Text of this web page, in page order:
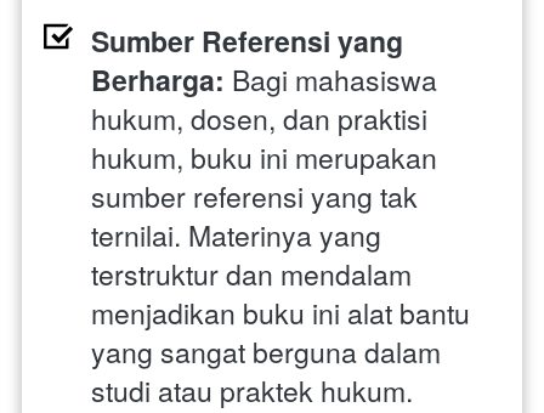
Sumber Referensi yang
Berharga: Bagi mahasiswa
hukum, dosen, dan praktisi
hukum, buku ini merupakan
sumber referensi yang tak
ternilai. Materinya yang
terstruktur dan mendalam
menjadikan buku ini alat bantu
yang sangat berguna dalam
studi atau praktek hukum.